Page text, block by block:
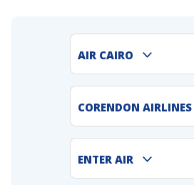
AIR CAIRO
CORENDON AIRLINES
ENTER AIR